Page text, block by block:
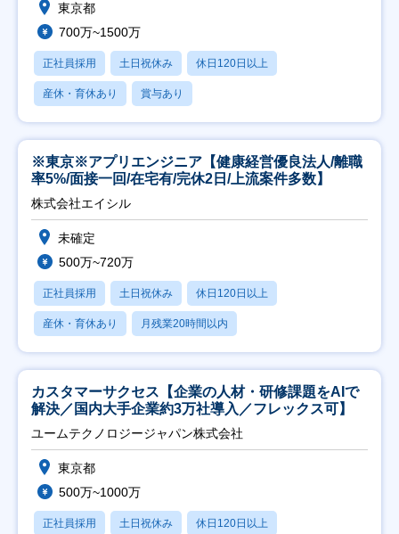
東京都
700万~1500万
正社員採用 土日祝休み 休日120日以上
産休・育休あり 賞与あり
※東京※アプリエンジニア【健康経営優良法人/離職
率5%/面接一回/在宅有/完休2日/上流案件多数】
株式会社エイシル
未確定
500万~720万
正社員採用 土日祝休み 休日120日以上
産休・育休あり 月残業20時間以内
カスタマーサクセス【企業の人材・研修課題をAIで
解決／国内大手企業約3万社導入／フレックス可】
ユームテクノロジージャパン株式会社
東京都
500万~1000万
正社員採用 土日祝休み 休日120日以上